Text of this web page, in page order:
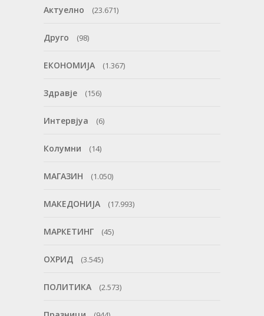
Актуелно (23.671)
Друго (98)
ЕКОНОМИЈА (1.367)
Здравје (156)
Интервјуа (6)
Колумни (14)
МАГАЗИН (1.050)
МАКЕДОНИЈА (17.993)
МАРКЕТИНГ (45)
ОХРИД (3.545)
ПОЛИТИКА (2.573)